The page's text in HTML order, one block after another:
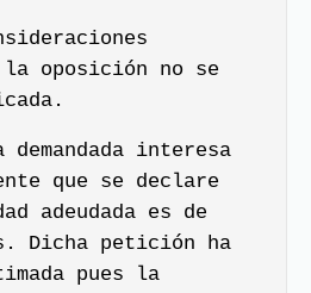
la oposición no se
interesa
que se declare
adeudada es de
Dicha petición ha
pues la